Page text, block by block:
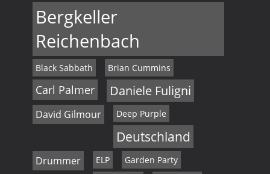
Bergkeller
Reichenbach
Black Sabbath Brian Cummins
Carl Palmer Daniele Fuligni
David Gilmour Deep Purple
Deutschland
Drummer ELP Garden Party